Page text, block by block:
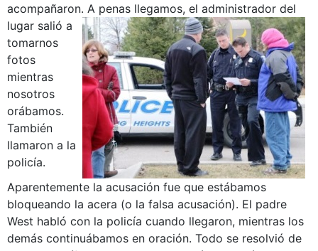
acompañaron. A penas llegamos, el administrador del
lugar salió a
tomarnos
fotos
mientras
nosotros
orábamos.
También
llamaron a la
policía.
Aparentemente la acusación fue que estábamos
bloqueando la acera (o la falsa acusación). El padre
West habló con la policía cuando llegaron, mientras los
demás continuábamos en oración. Todo se resolvió de